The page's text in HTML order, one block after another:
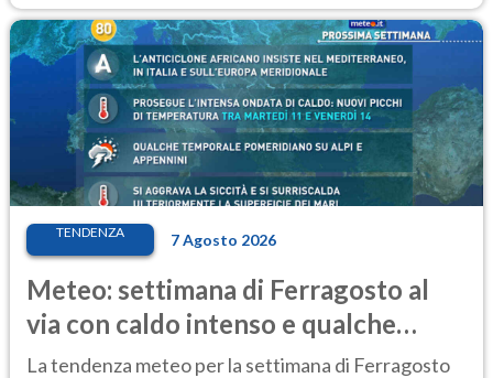
TENDENZA 7 Agosto 2026
Meteo: settimana di Ferragosto al
via con caldo intenso e qualche
temporale
La tendenza meteo per la settimana di Ferragosto